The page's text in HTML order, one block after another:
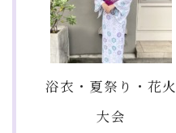
浴衣・夏祭り・花火
大会